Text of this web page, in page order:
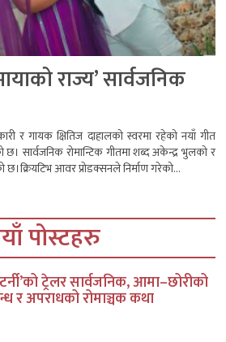
राज्य’ सार्वजनिक
र गायक क्षितिज दाहालको स्वरमा रहेको नयाँ गीत
छ। सार्वजनिक रोमान्टिक गीतमा शब्द अकेन्द्र भुलको र
आवर प्रोडक्सनले निर्माण गरेको...
पोस्टहरु
ट्रेलर सार्वजनिक, आमा–छोरीको
र अपराधको रोमाञ्चक कथा